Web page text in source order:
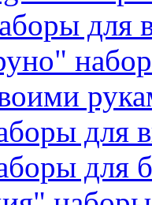
для
для
для